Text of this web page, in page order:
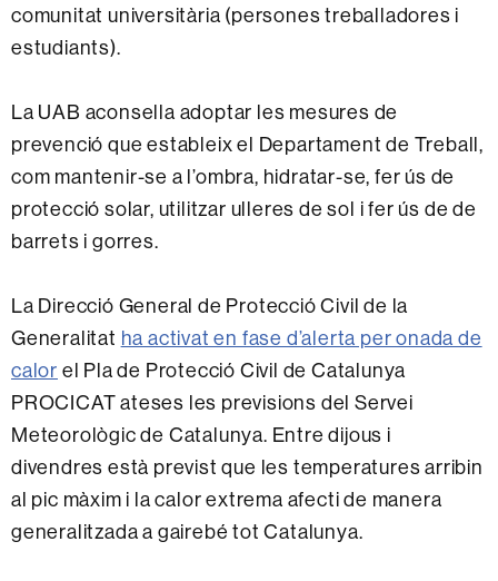
comunitat universitària (persones treballadores i
estudiants).
La UAB aconsella adoptar les mesures de
prevenció que estableix el Departament de Treball,
com mantenir-se a l’ombra, hidratar-se, fer ús de
protecció solar, utilitzar ulleres de sol i fer ús de de
barrets i gorres.
La Direcció General de Protecció Civil de la
Generalitat ha activat en fase d’alerta per onada de
calor el Pla de Protecció Civil de Catalunya
PROCICAT ateses les previsions del Servei
Meteorològic de Catalunya. Entre dijous i
divendres està previst que les temperatures arribin
al pic màxim i la calor extrema afecti de manera
generalitzada a gairebé tot Catalunya.